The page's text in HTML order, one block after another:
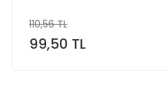
110,56 TL
99,50 TL